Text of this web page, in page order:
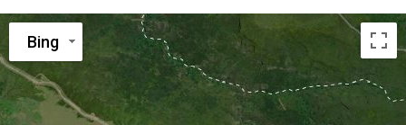
Bing